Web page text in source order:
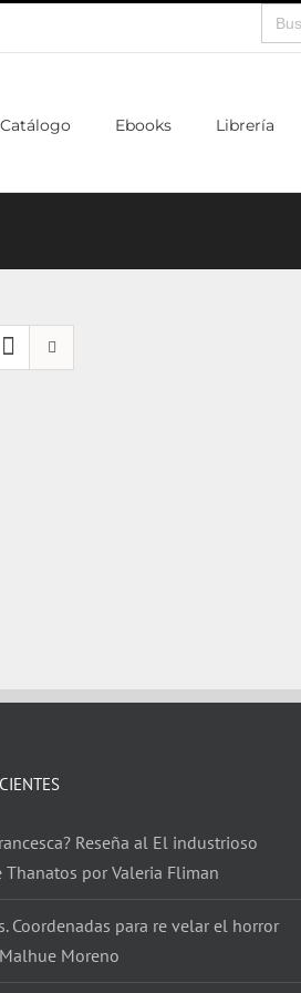
Buscar:
Catálogo Ebooks Librería
Reseña al El industrioso
Thanatos por Valeria Fliman
Coordenadas para re velar el horror
Moreno